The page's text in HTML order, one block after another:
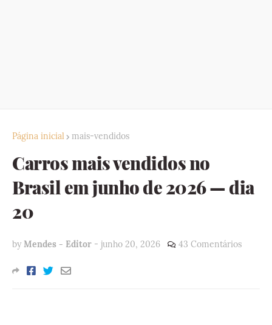
Página inicial mais-vendidos
Carros mais vendidos no
Brasil em junho de 2026 — dia
20
by Mendes - Editor - junho 20, 2026 43 Comentários